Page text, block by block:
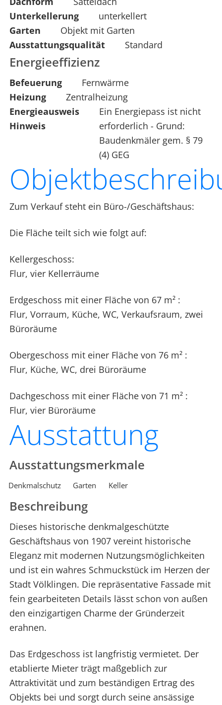
Unterkellerung
unterkellert
Garten
Objekt mit Garten
Ausstattungsqualität
Standard
Energieeffizienz
Befeuerung
Fernwärme
Heizung
Zentralheizung
Energieausweis
Hinweis
Ein Energiepass ist nicht
erforderlich - Grund:
Baudenkmäler gem. § 79
(4) GEG
Zum Verkauf steht ein Büro-/Geschäftshaus:
Die Fläche teilt sich wie folgt auf:
Kellergeschoss:
Flur, vier Kellerräume
Erdgeschoss mit einer Fläche von 67 m² :
Flur, Vorraum, Küche, WC, Verkaufsraum, zwei
Büroräume
Obergeschoss mit einer Fläche von 76 m² :
Flur, Küche, WC, drei Büroräume
Dachgeschoss mit einer Fläche von 71 m² :
Flur, vier Büroräume
Ausstattung
Ausstattungsmerkmale
Denkmalschutz Garten Keller
Beschreibung
Dieses historische denkmalgeschützte
Geschäftshaus von 1907 vereint historische
Eleganz mit modernen Nutzungsmöglichkeiten
und ist ein wahres Schmuckstück im Herzen der
Stadt Völklingen. Die repräsentative Fassade mit
fein gearbeiteten Details lässt schon von außen
den einzigartigen Charme der Gründerzeit
erahnen.
Das Erdgeschoss ist langfristig vermietet. Der
etablierte Mieter trägt maßgeblich zur
Attraktivität und zum beständigen Ertrag des
Objekts bei und sorgt durch seine ansässige